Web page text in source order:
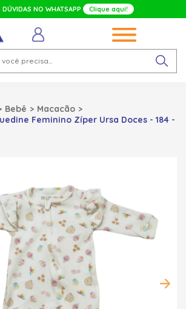
DÚVIDAS NO WHATSAPP Clique aqui!
Bebê
Macacão
Feminino Zíper Ursa Doces - 184 -